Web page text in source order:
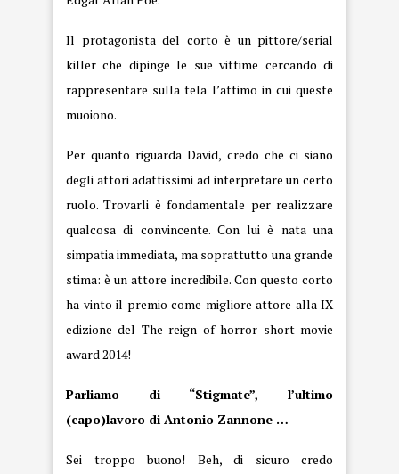
Il protagonista del corto è un pittore/serial
killer che dipinge le sue vittime cercando di
rappresentare sulla tela l’attimo in cui queste
muoiono.
Per quanto riguarda David, credo che ci siano
degli attori adattissimi ad interpretare un certo
ruolo. Trovarli è fondamentale per realizzare
qualcosa di convincente. Con lui è nata una
simpatia immediata, ma soprattutto una grande
stima: è un attore incredibile. Con questo corto
ha vinto il premio come migliore attore alla IX
edizione del The reign of horror short movie
award 2014!
Parliamo di “Stigmate”, l’ultimo
(capo)lavoro di Antonio Zannone …
Sei troppo buono! Beh, di sicuro credo